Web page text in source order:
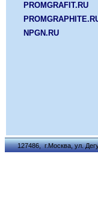
PROMGRAFIT.RU
NPGN.RU
127486, г.Москва, ул.